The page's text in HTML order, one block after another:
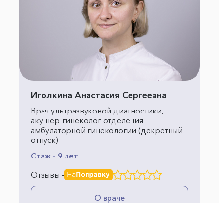
Иголкина Анастасия Сергеевна
Врач ультразвуковой диагностики,
акушер-гинеколог отделения
амбулаторной гинекологии (декретный
отпуск)
Стаж - 9 лет
Отзывы -
О враче